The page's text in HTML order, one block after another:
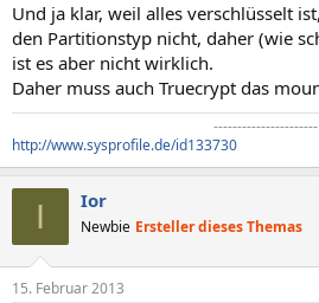
Und ja klar, weil alles verschlüsselt
den Partitionstyp nicht, daher (wie
ist es aber nicht wirklich.
Daher muss auch Truecrypt das
----------------------​
http://www.sysprofile.de/id133730
I Ior
Newbie Ersteller dieses Themas
15. Februar 2013